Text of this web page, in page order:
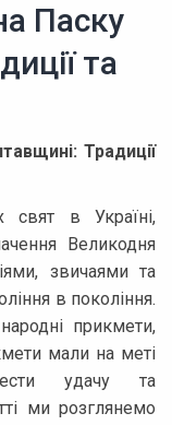
Паску
та
Традиції
свят в Україні,
Великодня
звичаями та
в покоління.
прикмети,
мали на меті
удачу та
ми розглянемо